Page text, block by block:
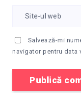
Salvează-mi
navigator pentru data